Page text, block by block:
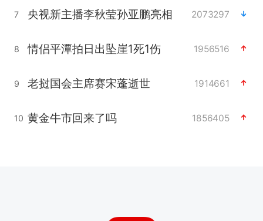
7 央视新主播李秋莹孙亚鹏亮相 2073297
8 情侣平潭拍日出坠崖1死1伤 1956516
9 老挝国会主席赛宋蓬逝世 1914661
10 黄金牛市回来了吗 1856405